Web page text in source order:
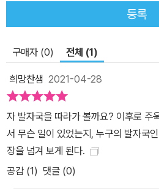
밀하고 잔잔한 터치는 아이들의 마음을
하게 머물 수 있게 해 준다. 또한 그림
하얀 눈밭은 상상력의 발자국을 찍듯
놓을 수 있도록 해 준다. 따라서 이 책
국의 주인이 누구일까 알아맞히는 기
과 상상력을 한껏 발휘하게 한다. 그리고 면지를 활용하여 본문에서
빠져나온 꼬마 주인공과 강아지의 행동
다. 외투를 입는 동작이나, 장화를 신는
리고 걷는 동작 등, 어린 아이의 세밀하
한 것은 물론, 어른의 도움 없이 혼자서
등록
구매자 (0) 전체 (1)
희망찬샘 2021-04-28
자 발자국을 따라가 볼까요? 이후로 주
서 무슨 일이 있었는지, 누구의 발자국
장을 넘겨 보게 된다.
공감 (1) 댓글 (0)